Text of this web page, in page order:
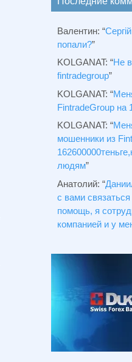
Валентин: “
попали?”
KOLGANAT: “Не
fintradegroup”
KOLGANAT: “
FintradeGroup на
KOLGANAT: “
мошенники из
людям”
Анатолий: “
с вами
помощь, я
компанией и у